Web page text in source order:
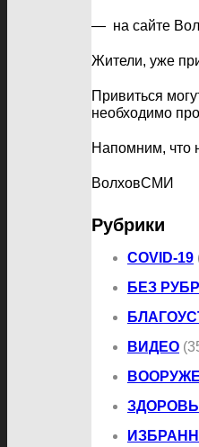
— на сайте
Жители, уже
Привиться
необходимо
Напомним, что
ВолховСМИ
Рубрики
COVID-19
БЕЗ
ВИДЕО